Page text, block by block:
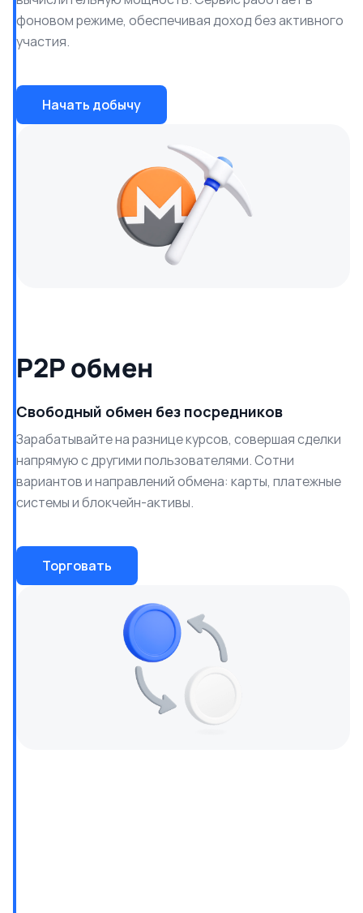
фоновом режиме, обеспечивая доход без активного
участия.
Начать добычу
P2P обмен
Свободный обмен без посредников
Зарабатывайте на разнице курсов, совершая сделки
напрямую с другими пользователями. Сотни
вариантов и направлений обмена: карты, платежные
системы и блокчейн-активы.
Торговать